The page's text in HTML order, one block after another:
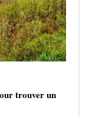
trouver un